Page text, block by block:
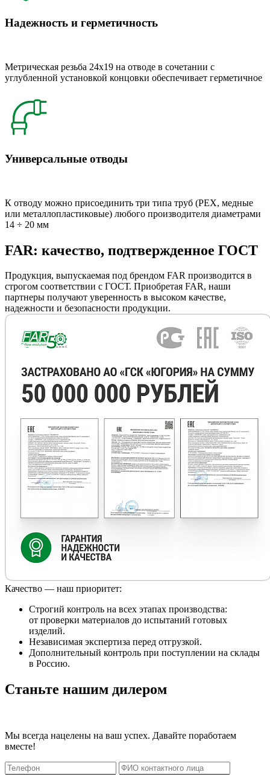
Надежность и герметичность
Метрическая резьба 24x19 на отводе в сочетании с
углубленной установкой концовки обеспечивает герметичное
Универсальные отводы
К отводу можно присоединить три типа труб (РЕХ, медные
или металлопластиковые) любого производителя диаметрами
14 ÷ 20 мм
FAR: качество, подтвержденное ГОСТ
Продукция, выпускаемая под брендом FAR производится в
строгом соответствии с ГОСТ. Приобретая FAR, наши
партнеры получают уверенность в высоком качестве,
надежности и безопасности продукции.
Качество — наш приоритет:
Строгий контроль на всех этапах производства:
от проверки материалов до испытаний готовых
изделий.
Независимая экспертиза перед отгрузкой.
Дополнительный контроль при поступлении на склады
в Россию.
Станьте нашим дилером
Мы всегда нацелены на ваш успех. Давайте поработаем
вместе!